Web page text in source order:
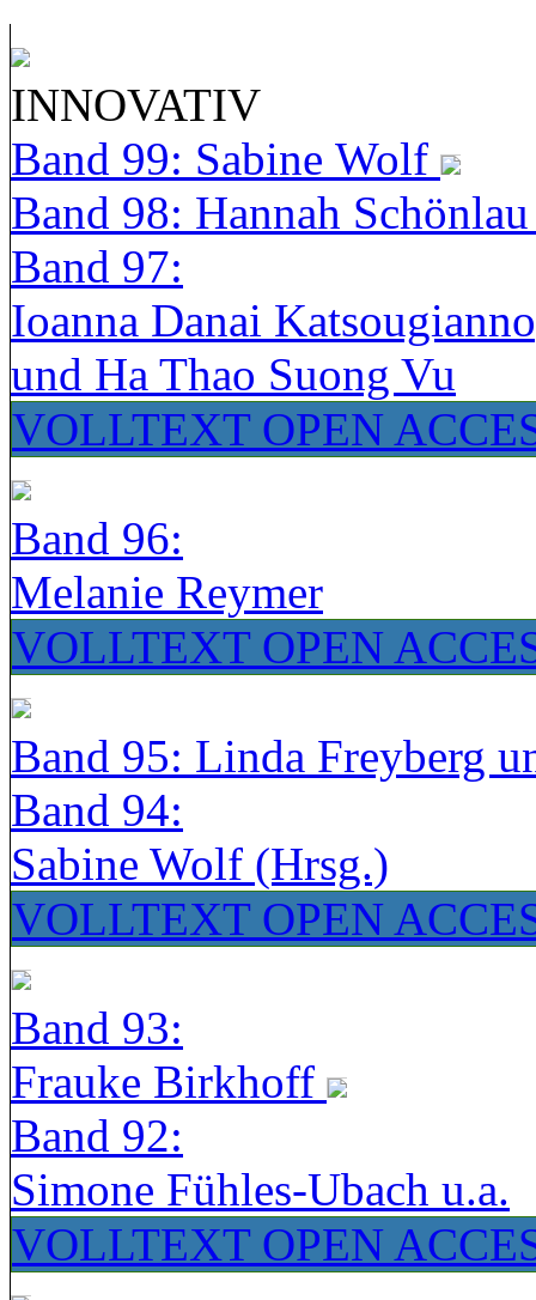
INNOVATIV
Band 99: Sabine Wolf
Band 98: Hannah
Band 97:
Ioanna Danai
und Ha Thao Suong Vu
VOLLTEXT OPEN
Band 96:
Melanie Reymer
VOLLTEXT OPEN
Band 95: Linda Freyberg
Band 94:
Sabine Wolf (Hrsg.)
VOLLTEXT OPEN
Band 93:
Frauke Birkhoff
Band 92:
Simone Fühles-Ubach u.a.
VOLLTEXT OPEN